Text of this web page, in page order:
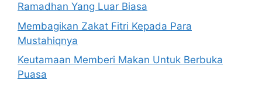
Ramadhan Yang Luar Biasa
Membagikan Zakat Fitri Kepada Para
Mustahiqnya
Keutamaan Memberi Makan Untuk Berbuka
Puasa